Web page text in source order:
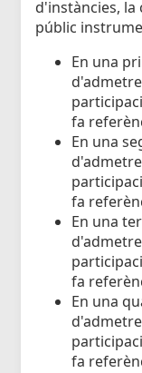
d'instàncies, la
públic
En una
fa
En una
fa
En una
fa
En una
fa